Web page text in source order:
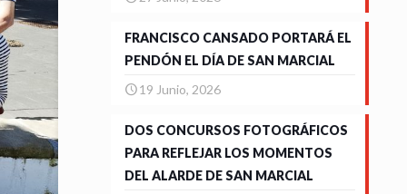
FRANCISCO CANSADO PORTARÁ EL
PENDÓN EL DÍA DE SAN MARCIAL
19 Junio, 2026
DOS CONCURSOS FOTOGRÁFICOS
PARA REFLEJAR LOS MOMENTOS
DEL ALARDE DE SAN MARCIAL